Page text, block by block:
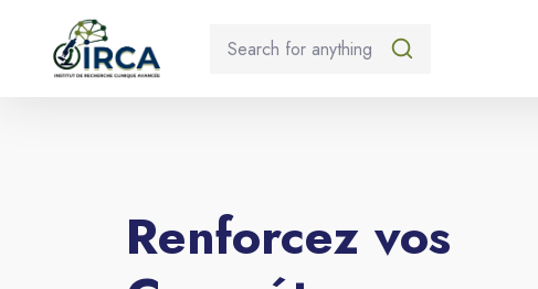
Renforcez vos